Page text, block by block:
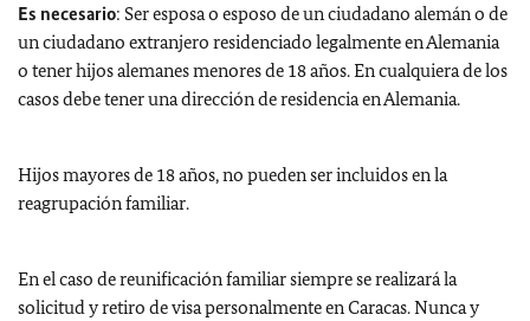
Es necesario: Ser esposa o esposo de un ciudadano alemán o de
un ciudadano extranjero residenciado legalmente en Alemania
o tener hijos alemanes menores de 18 años. En cualquiera de los
casos debe tener una dirección de residencia en Alemania.
Hijos mayores de 18 años, no pueden ser incluidos en la
reagrupación familiar.
En el caso de reunificación familiar siempre se realizará la
solicitud y retiro de visa personalmente en Caracas. Nunca y